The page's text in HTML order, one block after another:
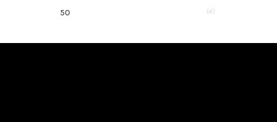
50 (4)